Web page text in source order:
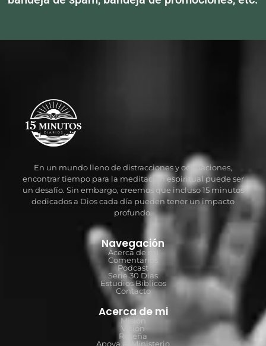
En un mundo lleno de distracciones y ocupaciones,
encontrar tiempo para la meditación espiritual puede ser
un desafío. Sin embargo, creemos que incluso 15 minutos
dedicados a Dios cada día pueden tener un impacto
profundo.
Navegación
Acerca de mi
Comentarios
Podcast
Serie 30 Días
Estudios Bíblicos
Contacto
Acerca de mi
Misión
Visión
Reseña
Apoya al Ministerio